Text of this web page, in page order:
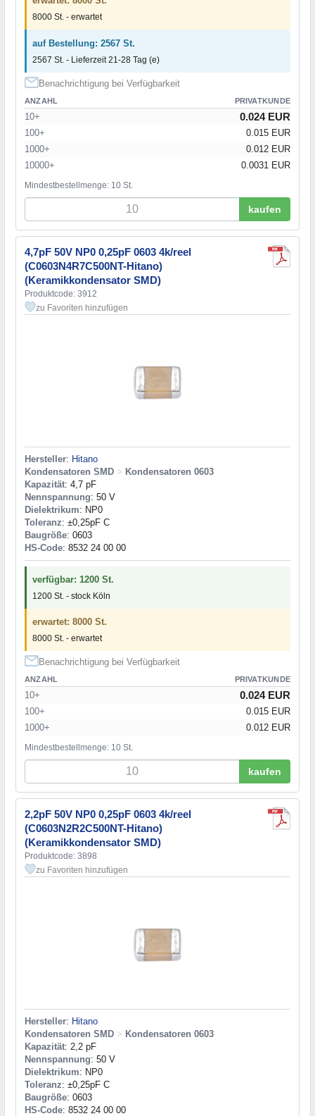
8000 St. - erwartet
auf Bestellung: 2567 St.
2567 St. - Lieferzeit 21-28 Tag (e)
Benachrichtigung bei Verfügbarkeit
ANZAHL PRIVATKUNDE
10+ 0.024 EUR
100+
0.015 EUR
1000+
0.012 EUR
10000+
0.0031 EUR
Mindestbestellmenge: 10 St.
kaufen
4,7pF 50V NP0 0,25pF 0603 4k/reel
(C0603N4R7C500NT-Hitano)
(Keramikkondensator SMD)
Produktcode: 3912
zu Favoriten hinzufügen
Hersteller: Hitano
Kondensatoren SMD > Kondensatoren 0603
Kapazität: 4,7 pF
Nennspannung: 50 V
Dielektrikum: NP0
Toleranz: ±0,25pF C
Baugröße: 0603
HS-Code: 8532 24 00 00
verfügbar: 1200 St.
1200 St. - stock Köln
erwartet: 8000 St.
8000 St. - erwartet
Benachrichtigung bei Verfügbarkeit
ANZAHL PRIVATKUNDE
10+ 0.024 EUR
100+
0.015 EUR
1000+
0.012 EUR
Mindestbestellmenge: 10 St.
kaufen
2,2pF 50V NP0 0,25pF 0603 4k/reel
(C0603N2R2C500NT-Hitano)
(Keramikkondensator SMD)
Produktcode: 3898
zu Favoriten hinzufügen
Hersteller: Hitano
Kondensatoren SMD > Kondensatoren 0603
Kapazität: 2,2 pF
Nennspannung: 50 V
Dielektrikum: NP0
Toleranz: ±0,25pF C
Baugröße: 0603
HS-Code: 8532 24 00 00